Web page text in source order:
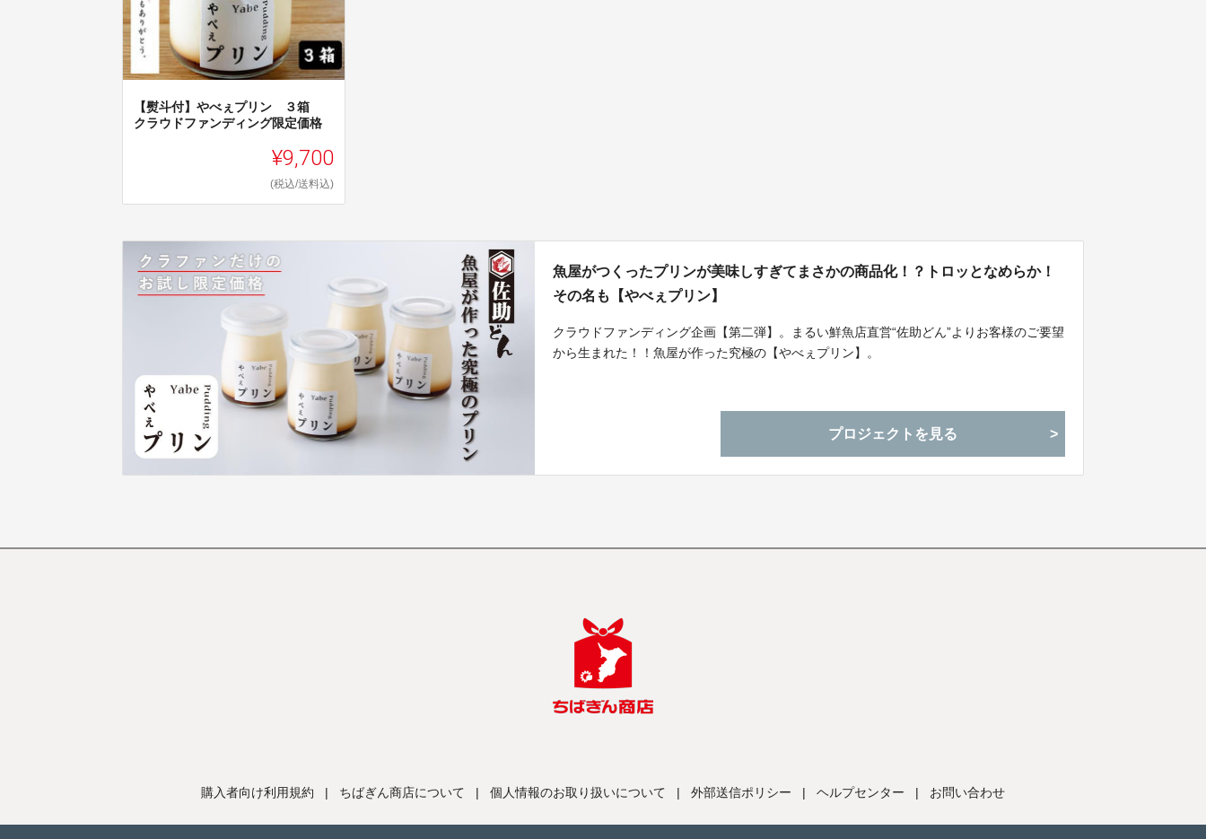
【熨斗付】やべぇプリン ３箱
クラウドファンディング限定価格
¥9,700
(税込/送料込)
魚屋がつくったプリンが美味しすぎてまさかの商品化！？トロッとなめらか！
その名も【やべぇプリン】
クラウドファンディング企画【第二弾】。まるい鮮魚店直営“佐助どん”よりお客様のご要望
から生まれた！！魚屋が作った究極の【やべぇプリン】。
プロジェクトを見る
購入者向け利用規約 | ちばぎん商店について | 個人情報のお取り扱いについて | 外部送信ポリシー | ヘルプセンター | お問い合わせ